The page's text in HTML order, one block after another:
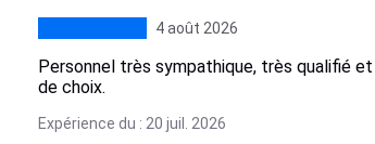
4 août 2026
Personnel très sympathique, très qualifié
de choix.
Expérience du : 20 juil. 2026